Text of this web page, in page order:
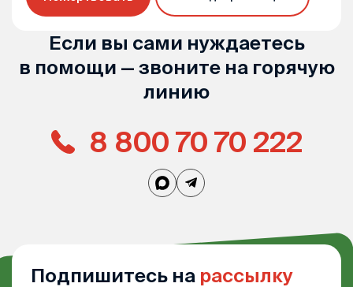
Если вы сами нуждаетесь
в помощи — звоните на горячую
линию
8 800 70 70 222
Подпишитесь на рассылку